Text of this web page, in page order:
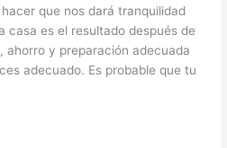
que nos dará tranquilidad
casa es el resultado después de
ahorro y preparación adecuada
adecuado. Es probable que tu